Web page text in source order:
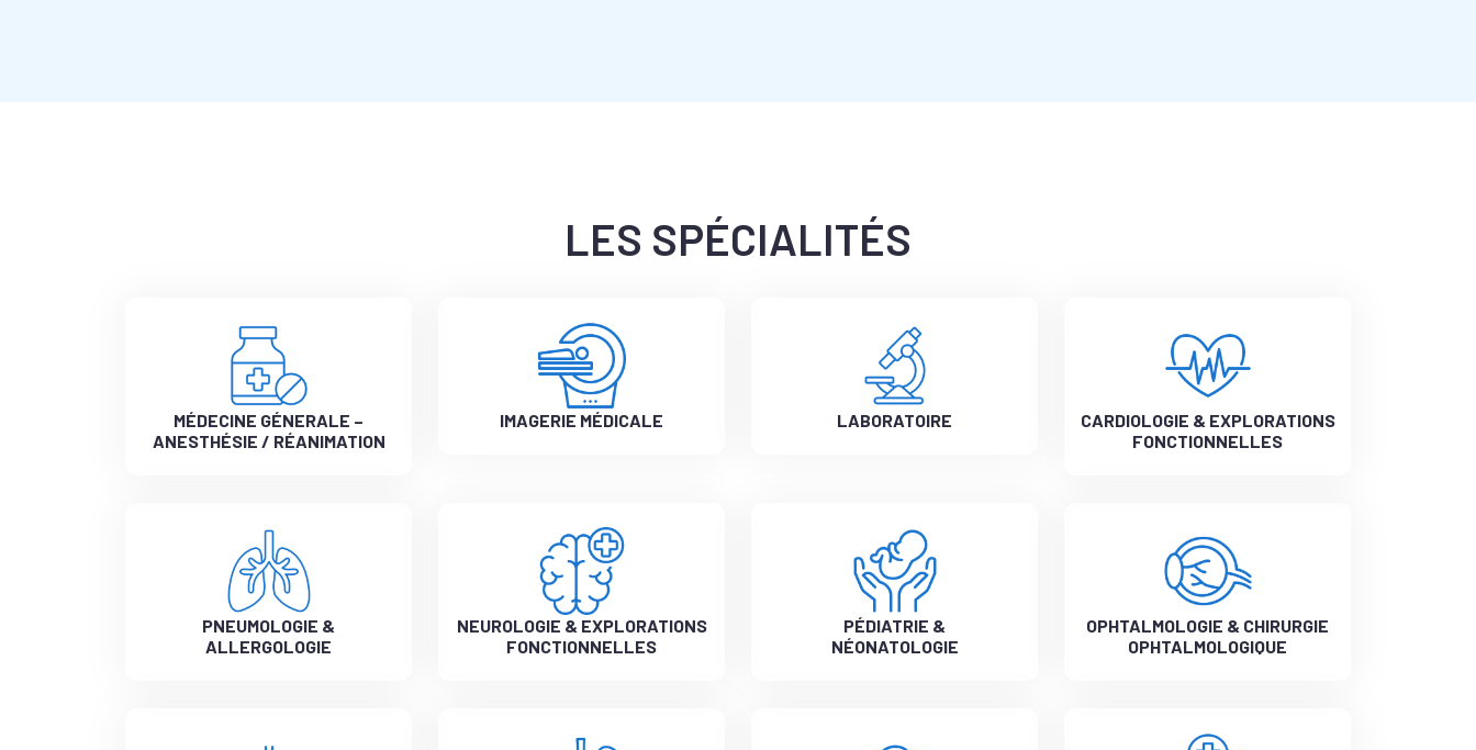
LES SPÉCIALITÉS
MÉDECINE GÉNERALE –
ANESTHÉSIE / RÉANIMATION
IMAGERIE MÉDICALE LABORATOIRE
CARDIOLOGIE & EXPLORATIONS
FONCTIONNELLES
PNEUMOLOGIE &
ALLERGOLOGIE
NEUROLOGIE & EXPLORATIONS
FONCTIONNELLES
PÉDIATRIE &
NÉONATOLOGIE
OPHTALMOLOGIE & CHIRURGIE
OPHTALMOLOGIQUE